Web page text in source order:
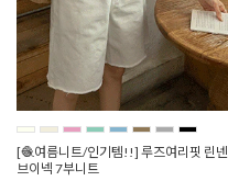
[🧶여름니트/인기템!!] 루즈여리핏 린넨
브이넥 7부니트